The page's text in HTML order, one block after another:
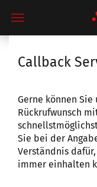
Callback
Gerne können
Rückrufwunsch
Sie bei der
Verständnis
immer einhalten